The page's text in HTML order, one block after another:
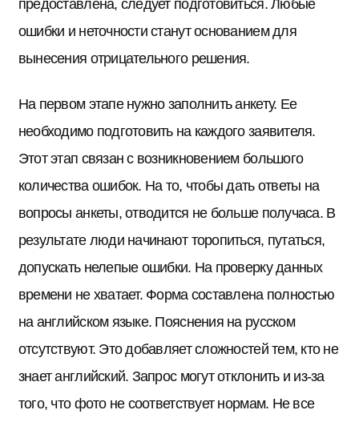
предоставлена, следует подготовиться. Любые
ошибки и неточности станут основанием для
вынесения отрицательного решения.
На первом этапе нужно заполнить анкету. Ее
необходимо подготовить на каждого заявителя.
Этот этап связан с возникновением большого
количества ошибок. На то, чтобы дать ответы на
вопросы анкеты, отводится не больше получаса. В
результате люди начинают торопиться, путаться,
допускать нелепые ошибки. На проверку данных
времени не хватает. Форма составлена полностью
на английском языке. Пояснения на русском
отсутствуют. Это добавляет сложностей тем, кто не
знает английский. Запрос могут отклонить и из-за
того, что фото не соответствует нормам. Не все